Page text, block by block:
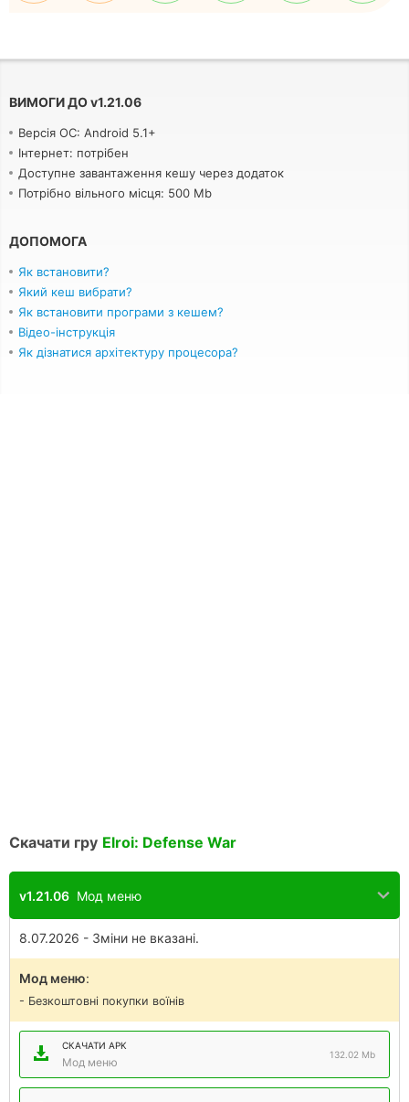
ВИМОГИ ДОv1.21.06
Версія ОС: Android 5.1+
Інтернет: потрібен
Доступне завантаження кешу через додаток
Потрібно вільного місця: 500 Mb
ДОПОМОГА
Як встановити?
Який кеш вибрати?
Як встановити програми з кешем?
Відео-інструкція
Як дізнатися архітектуру процесора?
Скачати гру Elroi: Defense War
v1.21.06 Мод меню
8.07.2026 - Зміни не вказані.
Мод меню:
- Безкоштовні покупки воїнів
СКАЧАТИ APK
Мод меню
132.02 Mb